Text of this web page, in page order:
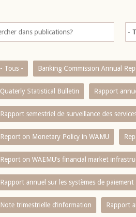
- Tous - Banking Commission Annual
Quaterly Statistical Bulletin Rapport
Rapport semestriel de surveillance des
Report on Monetary Policy in WAMU
Report on WAEMU’s financial market
Rapport annuel sur les systèmes de paiement
Note trimestrielle d‘information Rapport